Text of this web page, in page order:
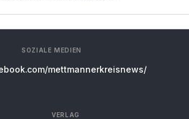
SOZIALE MEDIEN
mettmannerkreisnews/
VERLAG